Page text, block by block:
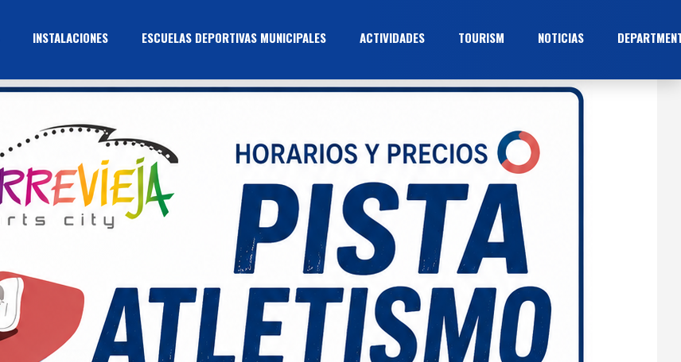
INSTALACIONES ESCUELAS DEPORTIVAS MUNICIPALES ACTIVIDADES TOURISM NOTICIAS